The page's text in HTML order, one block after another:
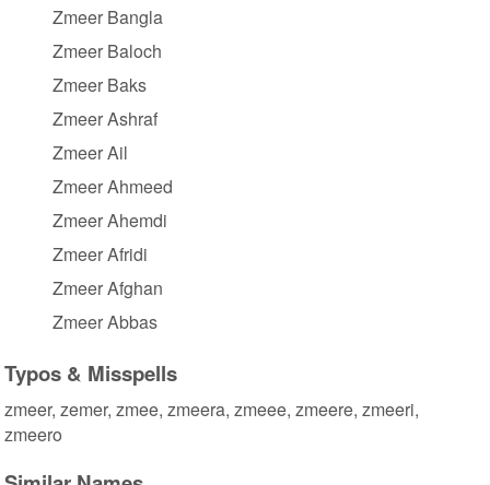
Zmeer Bangla
Zmeer Baloch
Zmeer Baks
Zmeer Ashraf
Zmeer Ail
Zmeer Ahmeed
Zmeer Ahemdi
Zmeer Afridi
Zmeer Afghan
Zmeer Abbas
Typos & Misspells
zmeer, zemer, zmee, zmeera, zmeee, zmeere, zmeeri,
zmeero